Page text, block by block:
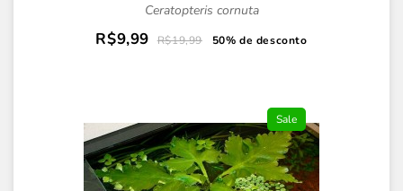
Ceratopteris cornuta
R$9,99 R$19,99 50% de desconto
Sale